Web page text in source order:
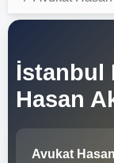
İstanbul
Hasan
Avukat